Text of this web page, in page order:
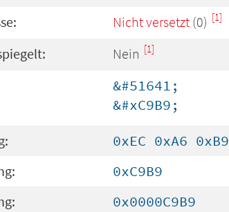
Nicht versetzt (0) [1]
Nein [1]
&#51641;
&#xC9B9;
0xEC 0xA6 0xB9
0xC9B9
0x0000C9B9